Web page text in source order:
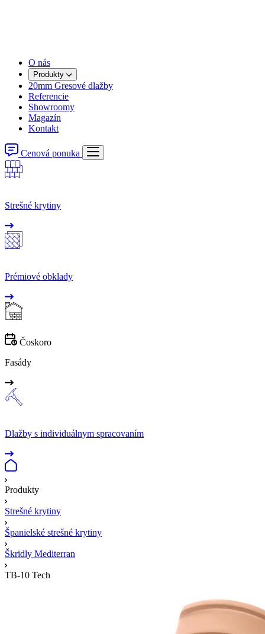
O nás
Produkty
20mm Gresové dlažby
Referencie
Showroomy
Magazín
Kontakt
Cenová ponuka
Strešné krytiny
Prémiové obklady
Čoskoro
Fasády
Dlažby s individuálnym spracovaním
Produkty
Strešné krytiny
Španielské strešné krytiny
Škridly Mediterran
TB-10 Tech